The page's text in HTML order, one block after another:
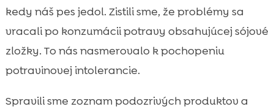
kedy náš pes jedol. Zistili sme, že problémy sa
vracali po konzumácii potravy obsahujúcej sójové
zložky. To nás nasmerovalo k pochopeniu
potravinovej intolerancie.
Spravili sme zoznam podozrivých produktov a